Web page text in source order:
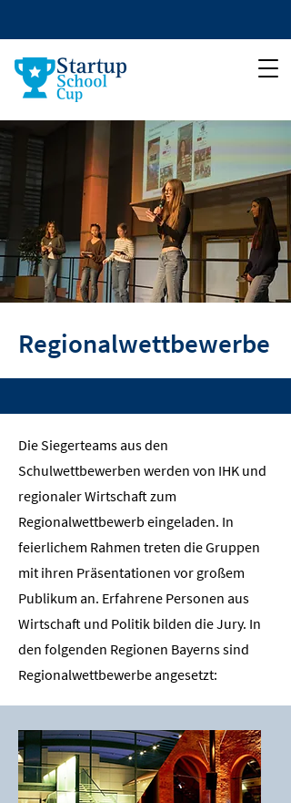
Regionalwettbewerbe
Die Siegerteams aus den
Schulwettbewerben werden von IHK und
regionaler Wirtschaft zum
Regionalwettbewerb eingeladen. In
feierlichem Rahmen treten die Gruppen
mit ihren Präsentationen vor großem
Publikum an. Erfahrene Personen aus
Wirtschaft und Politik bilden die Jury. In
den folgenden Regionen Bayerns sind
Regionalwettbewerbe angesetzt: